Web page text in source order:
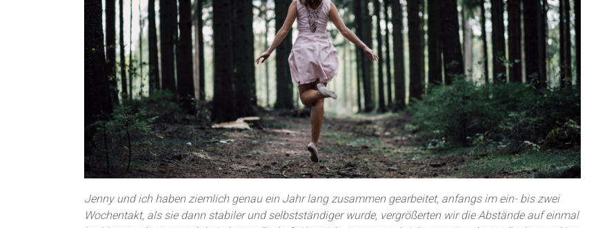
Jenny und ich haben ziemlich genau ein Jahr lang zusammen gearbeitet, anfangs im ein- bis zwei
Wochentakt, als sie dann stabiler und selbstständiger wurde, vergrößerten wir die Abstände auf einmal